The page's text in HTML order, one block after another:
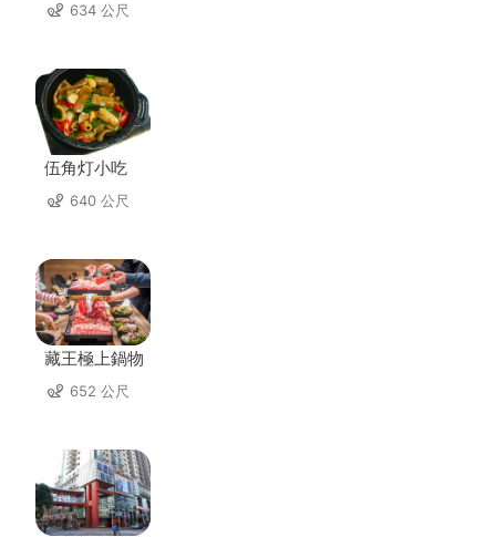
634 公尺
伍角灯小吃
640 公尺
藏王極上鍋物
652 公尺